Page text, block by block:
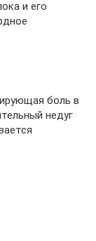
и его
боль в
недуг